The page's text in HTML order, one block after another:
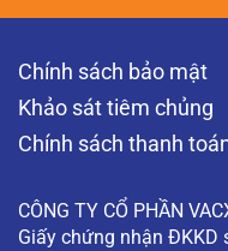
Chính sách bảo mật
Khảo sát tiêm chủng
Chính sách thanh
CÔNG TY CỔ PHẦN
Giấy chứng nhận ĐKKD